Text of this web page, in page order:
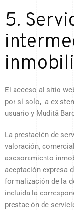
5.
El acceso al sitio
por sí solo, la
usuario y Muditā
La prestación de
valoración,
asesoramiento
aceptación expresa
formalización de la
incluida la
prestación de